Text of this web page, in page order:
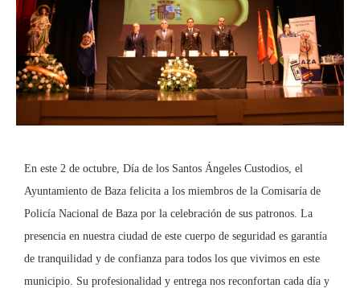
En este 2 de octubre, Día de los Santos Ángeles Custodios, el
Ayuntamiento de Baza felicita a los miembros de la Comisaría de
Policía Nacional de Baza por la celebración de sus patronos. La
presencia en nuestra ciudad de este cuerpo de seguridad es garantía
de tranquilidad y de confianza para todos los que vivimos en este
municipio. Su profesionalidad y entrega nos reconfortan cada día y